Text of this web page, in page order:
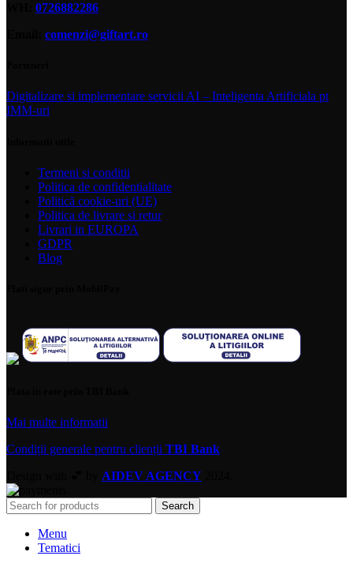
0726882286
comenzi@giftart.ro
Digitalizare si implementare servicii AI – Inteligenta Artificiala pt
IMM-uri
Termeni si conditii
Politica de confidentialitate
Politică cookie-uri (UE)
Politica de livrare si retur
Livrari in EUROPA
GDPR
Blog
Mai multe informatii
Condiții generale pentru clienții TBI Bank
AIDEV AGENCY
Search
Menu
Tematici